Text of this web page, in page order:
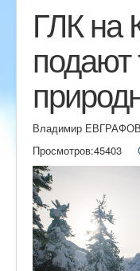
ГЛК на
подают
Владимир ЕВГРАФОВ
Просмотров:45403